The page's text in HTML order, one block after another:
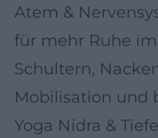
Atem &
für mehr Ruhe
Schultern,
Mobilisation und
Yoga Nidra &